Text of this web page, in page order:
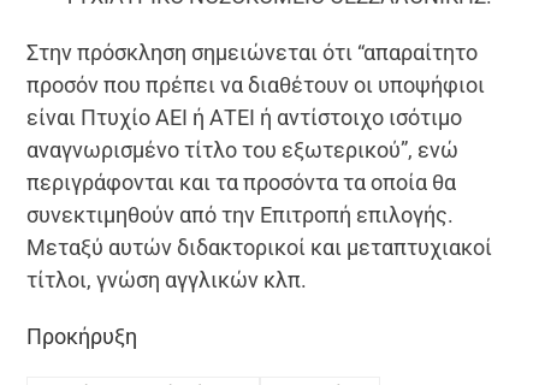
Στην πρόσκληση σημειώνεται ότι “απαραίτητο
προσόν που πρέπει να διαθέτουν οι υποψήφιοι
είναι Πτυχίο ΑΕΙ ή ΑΤΕΙ ή αντίστοιχο ισότιμο
αναγνωρισμένο τίτλο του εξωτερικού”, ενώ
περιγράφονται και τα προσόντα τα οποία θα
συνεκτιμηθούν από την Επιτροπή επιλογής.
Μεταξύ αυτών διδακτορικοί και μεταπτυχιακοί
τίτλοι, γνώση αγγλικών κλπ.
Προκήρυξη